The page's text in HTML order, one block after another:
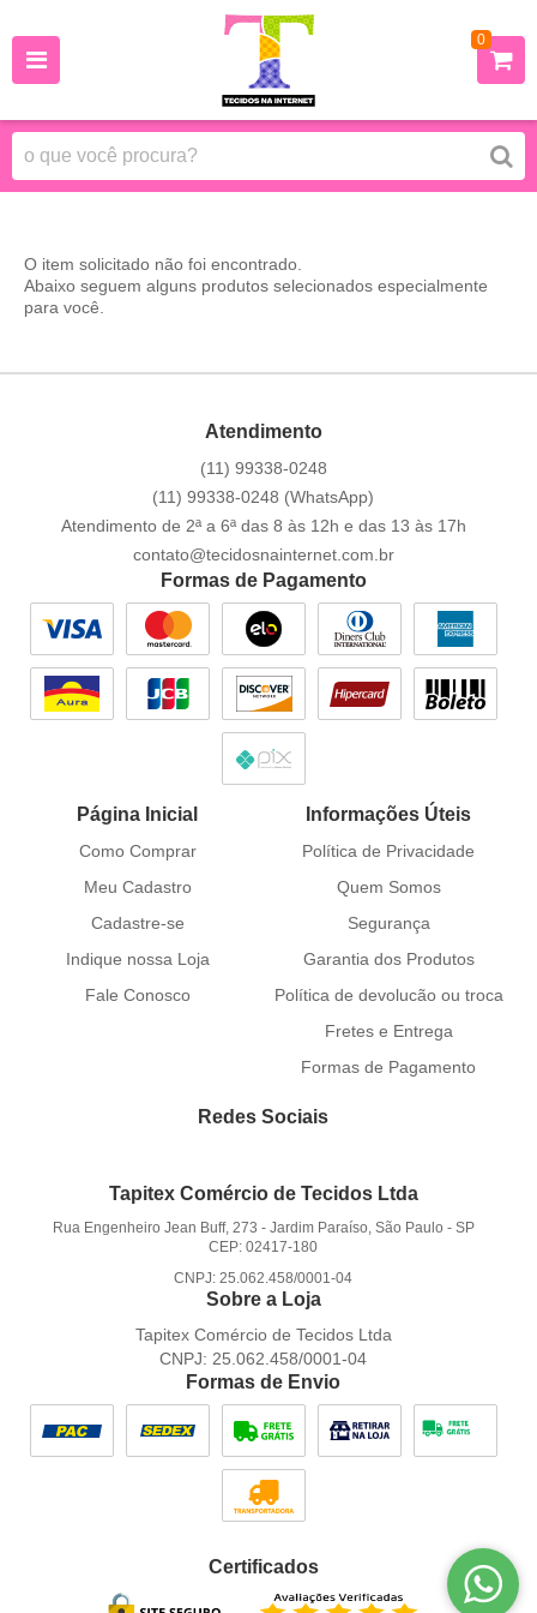
0
O item solicitado não foi encontrado.
Abaixo seguem alguns produtos selecionados especialmente
para você.
Atendimento
(11) 99338-0248
(11) 99338-0248 (WhatsApp)
Atendimento de 2ª a 6ª das 8 às 12h e das 13 às 17h
contato@tecidosnainternet.com.br
Formas de Pagamento
Página Inicial
Como Comprar
Meu Cadastro
Cadastre-se
Indique nossa Loja
Fale Conosco
Informações Úteis
Política de Privacidade
Quem Somos
Segurança
Garantia dos Produtos
Política de devolucão ou troca
Fretes e Entrega
Formas de Pagamento
Redes Sociais
Tapitex Comércio de Tecidos Ltda
Rua Engenheiro Jean Buff, 273 - Jardim Paraíso, São Paulo - SP
CEP: 02417-180
CNPJ: 25.062.458/0001-04
Sobre a Loja
Tapitex Comércio de Tecidos Ltda
CNPJ: 25.062.458/0001-04
Formas de Envio
Certificados